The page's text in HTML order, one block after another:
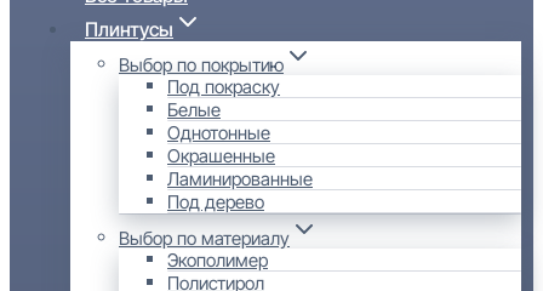
Плинтусы
Выбор по покрытию
Под покраску
Белые
Однотонные
Окрашенные
Ламинированные
Под дерево
Выбор по материалу
Экополимер
Полистирол